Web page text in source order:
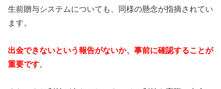
生前贈与システムについても、同様の懸念が指摘されてい
ます。
出金できないという報告がないか、事前に確認することが
重要です。